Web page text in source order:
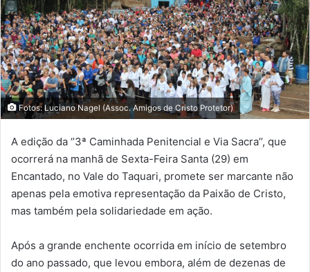
Fotos: Luciano Nagel (Assoc. Amigos de Cristo Protetor)
A edição da ‘’3ª Caminhada Penitencial e Via Sacra’’, que
ocorrerá na manhã de Sexta-Feira Santa (29) em
Encantado, no Vale do Taquari, promete ser marcante não
apenas pela emotiva representação da Paixão de Cristo,
mas também pela solidariedade em ação.
Após a grande enchente ocorrida em início de setembro
do ano passado, que levou embora, além de dezenas de